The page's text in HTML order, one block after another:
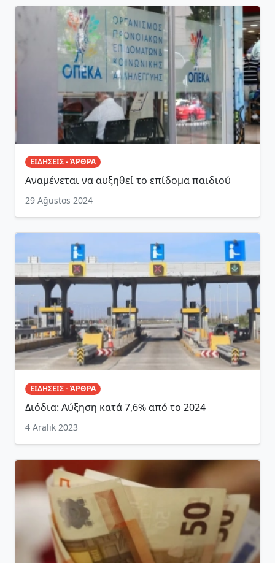
ΕΙΔΗΣΕΙΣ - ΆΡΘΡΑ
Αναμένεται να αυξηθεί το επίδομα παιδιού
29 Ağustos 2024
ΕΙΔΗΣΕΙΣ - ΆΡΘΡΑ
Διόδια: Αύξηση κατά 7,6% από το 2024
4 Aralık 2023